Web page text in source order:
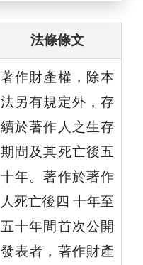
法條條文
著作財產權，除本
法另有規定外，存
續於著作人之生存
期間及其死亡後五
十年。著作於著作
人死亡後四 十年至
五十年間首次公開
發表者，著作財產